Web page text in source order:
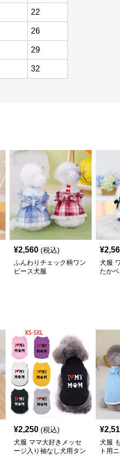
22
26
29
32
¥2,560 (税込)
ふんわりチェック柄ワン
ピース犬服
¥
犬服
たか
¥2,250 (税込)
犬服 ママ大好きメッセ
ージ入り袖なし犬用タン
¥
犬服
ト用